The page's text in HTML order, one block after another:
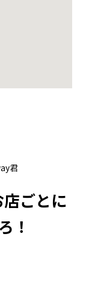
店ごとに
！